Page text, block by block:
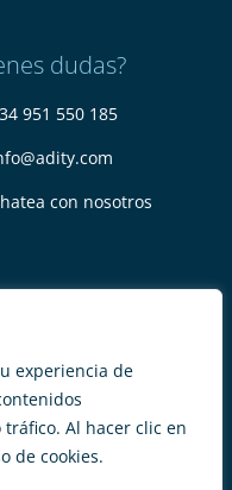
experiencia de
Al hacer clic en
de cookies.
dudas?
951 550 185
con nosotros
del Sitio –